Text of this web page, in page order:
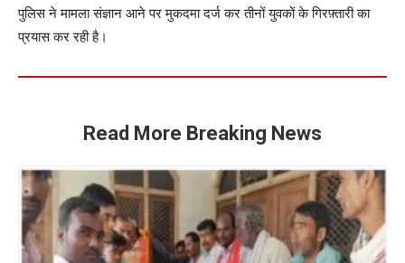
पुलिस ने मामला संज्ञान आने पर मुकदमा दर्ज कर तीनों युवकों के गिरफ़्तारी का
प्रयास कर रही है।
Read More Breaking News